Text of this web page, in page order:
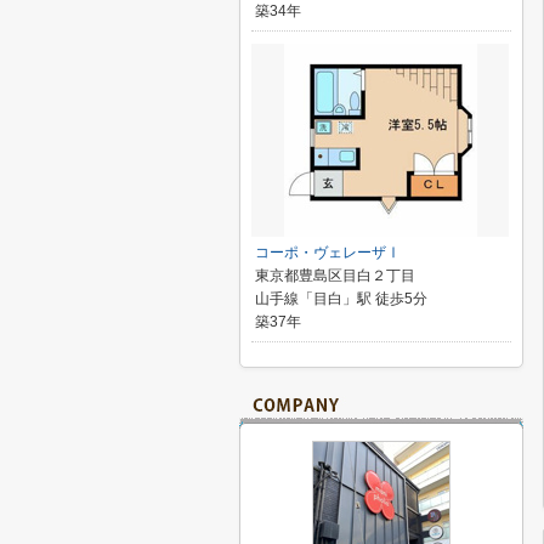
築34年
コーポ・ヴェレーザⅠ
東京都豊島区目白２丁目
山手線「目白」駅 徒歩5分
築37年